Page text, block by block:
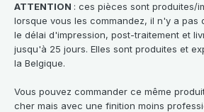
ATTENTION : ces pièces sont produites/
lorsque vous les commandez, il n'y a pas
le délai d'impression, post-traitement et
jusqu'à 25 jours. Elles sont produites et
la Belgique.
Vous pouvez commander ce même
cher mais avec une finition moins